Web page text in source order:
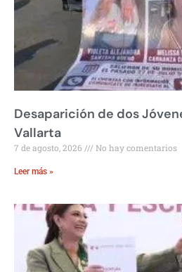
Desaparición de dos
Vallarta
7 de agosto, 2026 No hay comentarios
Leer más »